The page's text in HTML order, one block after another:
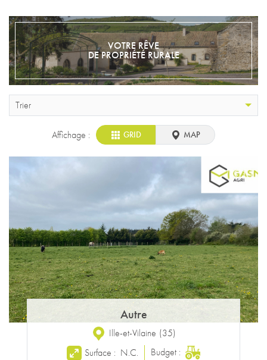
VOTRE RÊVE
DE PROPRIÉTÉ RURALE
Trier
Affichage : GRID MAP
Autre
Ille-et-Vilaine (35)
Surface : N.C.
Budget :